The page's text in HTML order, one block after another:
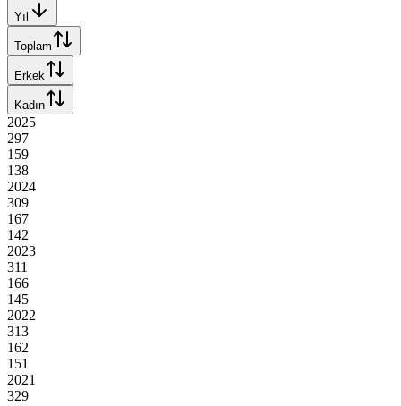
Yıl
Toplam
Erkek
Kadın
2025
297
159
138
2024
309
167
142
2023
311
166
145
2022
313
162
151
2021
329